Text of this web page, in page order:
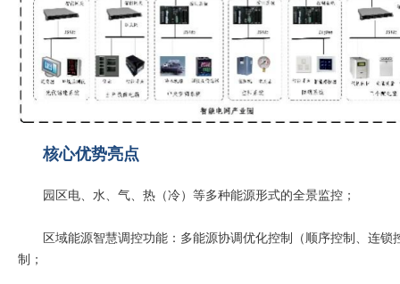
核心优势亮点
园区电、水、气、热（冷）等多种能源形式的全景监控；
区域能源智慧调控功能：多能源协调优化控制（顺序控制、连
制；